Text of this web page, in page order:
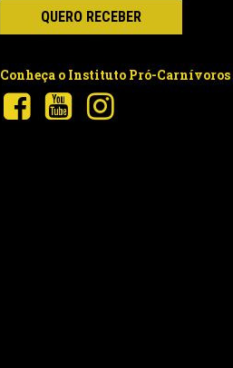
Conheça o Instituto Pró-Carnívoros